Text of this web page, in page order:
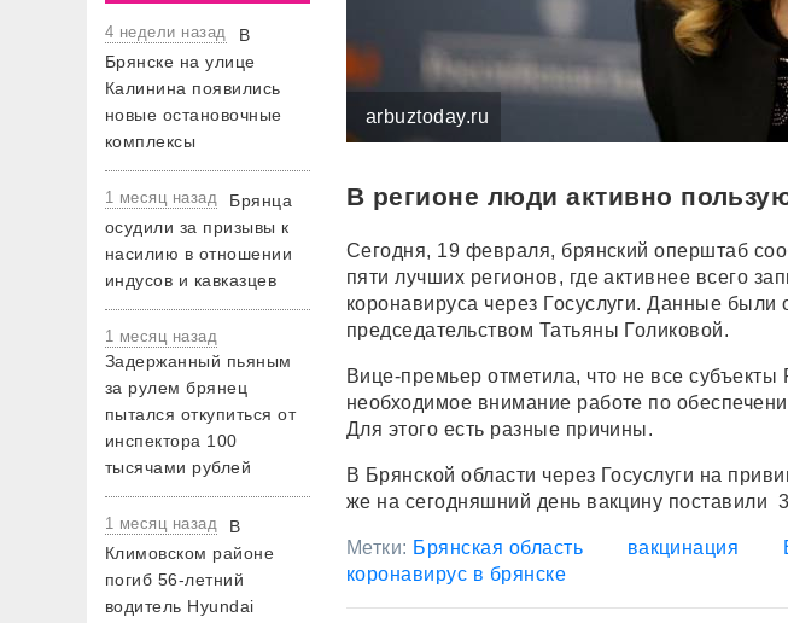
4 недели назад
В
Брянске на улице
Калинина появились
новые остановочные
комплексы
1 месяц назад
Брянца
осудили за призывы к
насилию в отношении
индусов и кавказцев
1 месяц назад
Задержанный пьяным
за рулем брянец
пытался откупиться от
инспектора 100
тысячами рублей
1 месяц назад
В
Климовском районе
погиб 56-летний
водитель Hyundai
arbuztoday.ru
В регионе люди активно
Сегодня, 19 февраля, брянский оперштаб
пяти лучших регионов, где активнее всего
коронавируса через Госуслуги. Данные
председательством Татьяны Голиковой.
Вице-премьер отметила, что не все
необходимое внимание работе по
Для этого есть разные причины.
В Брянской области через Госуслуги на
же на сегодняшний день вакцину поставили
Метки: Брянская область вакцинация
коронавирус в брянске